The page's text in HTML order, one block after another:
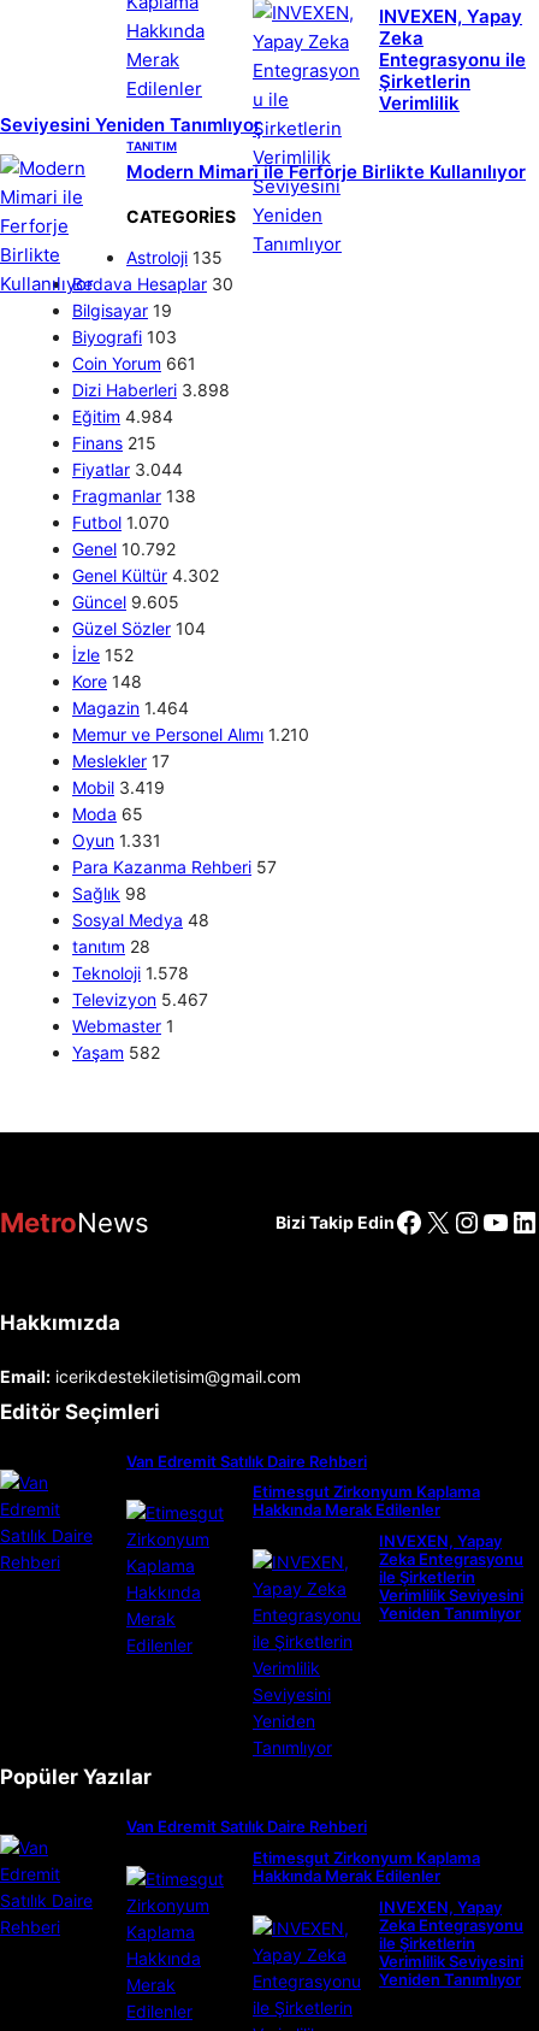
INVEXEN, Yapay
Zeka
Entegrasyonu ile
Şirketlerin
Verimlilik
Seviyesini Yeniden Tanımlıyor
TANITIM
Modern Mimari ile Ferforje Birlikte Kullanılıyor
CATEGORIES
Astroloji 135
Bedava Hesaplar 30
Bilgisayar 19
Biyografi 103
Coin Yorum 661
Dizi Haberleri 3.898
Eğitim 4.984
Finans 215
Fiyatlar 3.044
Fragmanlar 138
Futbol 1.070
Genel 10.792
Genel Kültür 4.302
Güncel 9.605
Güzel Sözler 104
İzle 152
Kore 148
Magazin 1.464
Memur ve Personel Alımı 1.210
Meslekler 17
Mobil 3.419
Moda 65
Oyun 1.331
Para Kazanma Rehberi 57
Sağlık 98
Sosyal Medya 48
tanıtım 28
Teknoloji 1.578
Televizyon 5.467
Webmaster 1
Yaşam 582
MetroNews Bizi Takip EdinFacebook
X
Hakkımızda
Email: icerikdestekiletisim@gmail.com
Editör Seçimleri
Van Edremit Satılık Daire Rehberi
Etimesgut Zirkonyum Kaplama
Hakkında Merak Edilenler
INVEXEN, Yapay
Zeka Entegrasyonu
ile Şirketlerin
Verimlilik Seviyesini
Yeniden Tanımlıyor
Popüler Yazılar
Van Edremit Satılık Daire Rehberi
Etimesgut Zirkonyum Kaplama
Hakkında Merak Edilenler
INVEXEN, Yapay
Zeka Entegrasyonu
ile Şirketlerin
Verimlilik Seviyesini
Yeniden Tanımlıyor